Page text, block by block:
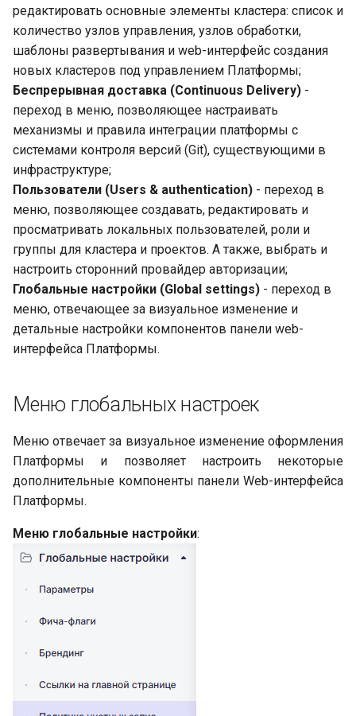
редактировать основные элементы кластера: список и
количество узлов управления, узлов обработки,
шаблоны развертывания и web-интерфейс создания
новых кластеров под управлением Платформы;
Беспрерывная доставка (Continuous Delivery) -
переход в меню, позволяющее настраивать
механизмы и правила интеграции платформы с
системами контроля версий (Git), существующими в
инфраструктуре;
Пользователи (Users & authentication) - переход в
меню, позволяющее создавать, редактировать и
просматривать локальных пользователей, роли и
группы для кластера и проектов. А также, выбрать и
настроить сторонний провайдер авторизации;
Глобальные настройки (Global settings) - переход в
меню, отвечающее за визуальное изменение и
детальные настройки компонентов панели web-
интерфейса Платформы.
Меню глобальных настроек
Меню отвечает за визуальное изменение оформления
Платформы и позволяет настроить некоторые
дополнительные компоненты панели Web-интерфейса
Платформы.
Меню глобальные настройки: